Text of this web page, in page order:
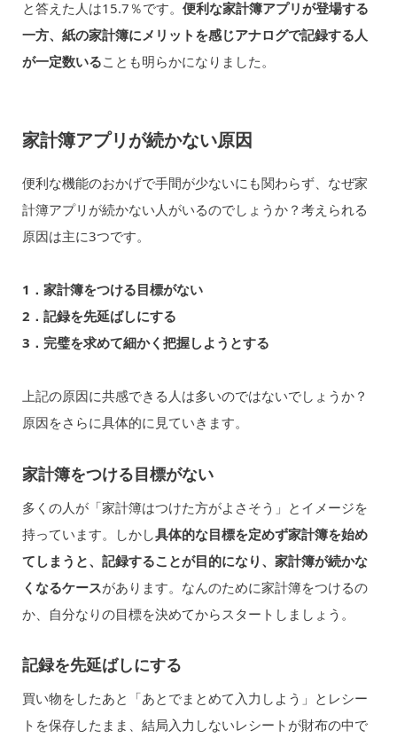
と答えた人は15.7％です。 便利な家計簿アプリが登場する
一方、紙の家計簿にメリットを感じアナログで記録する人
が一定数いることも明らかになりました。
家計簿アプリが続かない原因
便利な機能のおかげで手間が少ないにも関わらず、なぜ家
計簿アプリが続かない人がいるのでしょうか？考えられる
原因は主に3つです。
1．家計簿をつける目標がない
2．記録を先延ばしにする
3．完璧を求めて細かく把握しようとする
上記の原因に共感できる人は多いのではないでしょうか？
原因をさらに具体的に見ていきます。
家計簿をつける目標がない
多くの人が「家計簿はつけた方がよさそう」とイメージを
持っています。しかし具体的な目標を定めず家計簿を始め
てしまうと、記録することが目的になり、家計簿が続かな
くなるケースがあります。なんのために家計簿をつけるの
か、自分なりの目標を決めてからスタートしましょう。
記録を先延ばしにする
買い物をしたあと「あとでまとめて入力しよう」とレシー
トを保存したまま、結局入力しないレシートが財布の中で